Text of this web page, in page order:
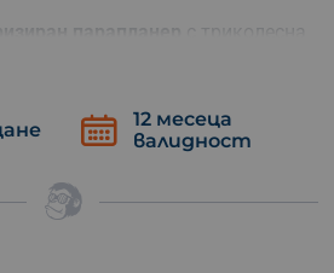
изключително
След кратък инструктаж се
и околностите, а гледките
хълмове, езеро, градът
продължава около15 минути–
насладиш пълноценно на
и да си направиш
12 месеца
валидност